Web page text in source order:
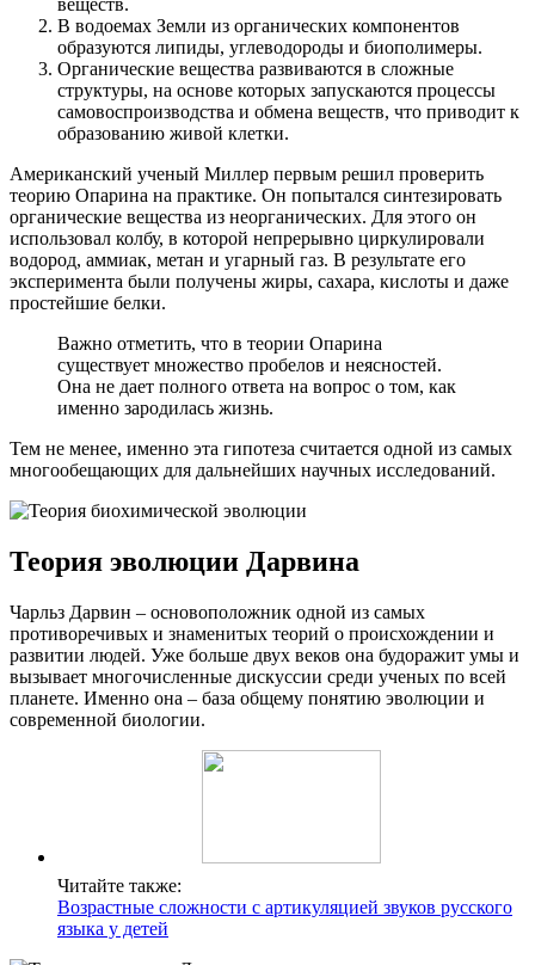
В водоемах Земли из органических компонентов
образуются липиды, углеводороды и биополимеры.
Органические вещества развиваются в сложные
структуры, на основе которых запускаются процессы
самовоспроизводства и обмена веществ, что приводит к
образованию живой клетки.
Американский ученый Миллер первым решил проверить
теорию Опарина на практике. Он попытался синтезировать
органические вещества из неорганических. Для этого он
использовал колбу, в которой непрерывно циркулировали
водород, аммиак, метан и угарный газ. В результате его
эксперимента были получены жиры, сахара, кислоты и даже
простейшие белки.
Важно отметить, что в теории Опарина
существует множество пробелов и неясностей.
Она не дает полного ответа на вопрос о том, как
именно зародилась жизнь.
Тем не менее, именно эта гипотеза считается одной из самых
многообещающих для дальнейших научных исследований.
Теория эволюции Дарвина
Чарльз Дарвин – основоположник одной из самых
противоречивых и знаменитых теорий о происхождении и
развитии людей. Уже больше двух веков она будоражит умы и
вызывает многочисленные дискуссии среди ученых по всей
планете. Именно она – база общему понятию эволюции и
современной биологии.
Читайте также:
Возрастные сложности с артикуляцией звуков русского
языка у детей